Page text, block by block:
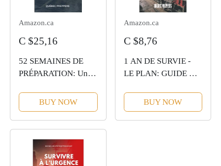
Amazon.ca
C $25,16
52 SEMAINES DE
PRÉPARATION: Un
aux situations
d’urgence
BUY NOW
Amazon.ca
C $8,76
1 AN DE SURVIE -
LE PLAN: GUIDE DE
POUR LA
PLANIFICATION À
LONG TERME
BUY NOW